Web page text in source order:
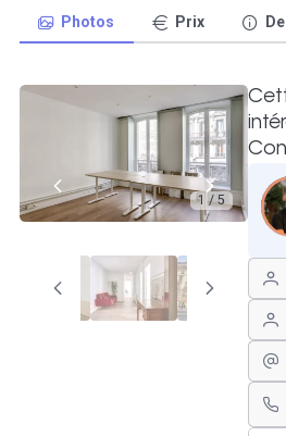
Photos Prix
1 / 5